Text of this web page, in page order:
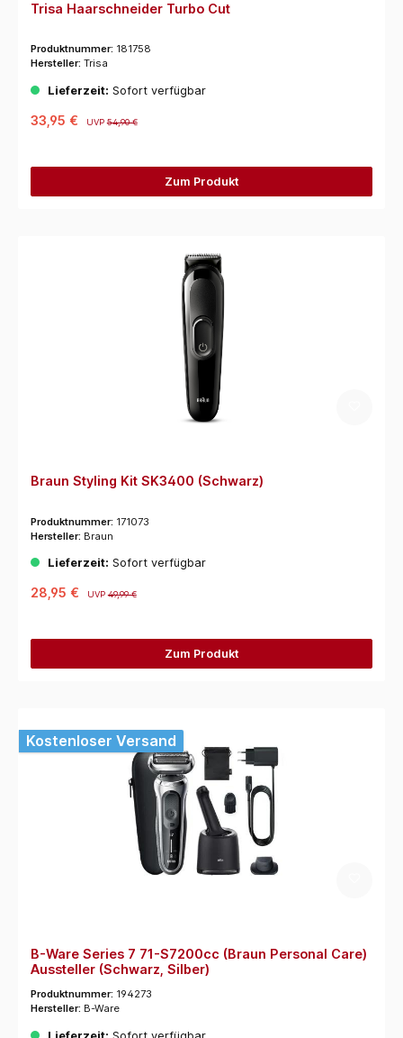
Trisa Haarschneider Turbo Cut
Produktnummer: 181758
Hersteller: Trisa
Lieferzeit: Sofort verfügbar
33,95 € UVP54,90 €
Zum Produkt
Braun Styling Kit SK3400 (Schwarz)
Produktnummer: 171073
Hersteller: Braun
Lieferzeit: Sofort verfügbar
28,95 € UVP49,99 €
Zum Produkt
Kostenloser Versand
B-Ware Series 7 71-S7200cc (Braun Personal Care)
Aussteller (Schwarz, Silber)
Produktnummer: 194273
Hersteller: B-Ware